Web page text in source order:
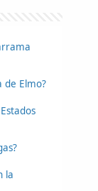
de Elmo?
la